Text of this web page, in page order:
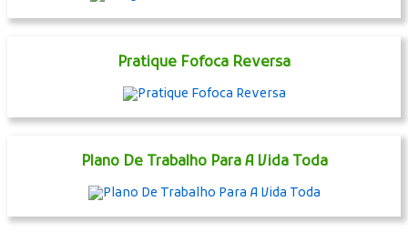
Pratique Fofoca Reversa
Plano De Trabalho Para A Vida Toda